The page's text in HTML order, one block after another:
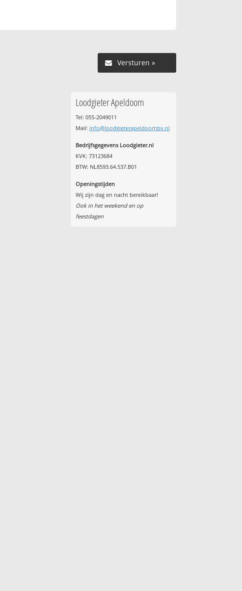
Versturen »
Loodgieter Apeldoorn
Tel: 055-2049011
Mail: info@loodgieterapeldoornbv.nl
Bedrijfsgegevens Loodgieter.nl
KVK: 73123684
BTW: NL8593.64.537.B01
Openingstijden
Wij zijn dag en nacht bereikbaar!
Ook in het weekend en op
feestdagen